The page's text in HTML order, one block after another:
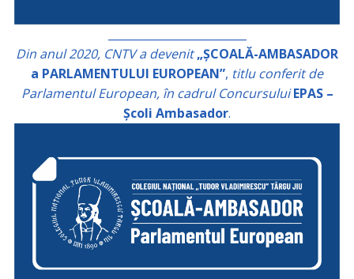
Din anul 2020, CNTV a devenit „ȘCOALĂ-AMBASADOR
a PARLAMENTULUI EUROPEAN”, titlu conferit de
Parlamentul European, în cadrul Concursului EPAS –
Școli Ambasador.